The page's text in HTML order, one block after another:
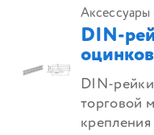
Аксессуары
DIN-
DIN-
торговой